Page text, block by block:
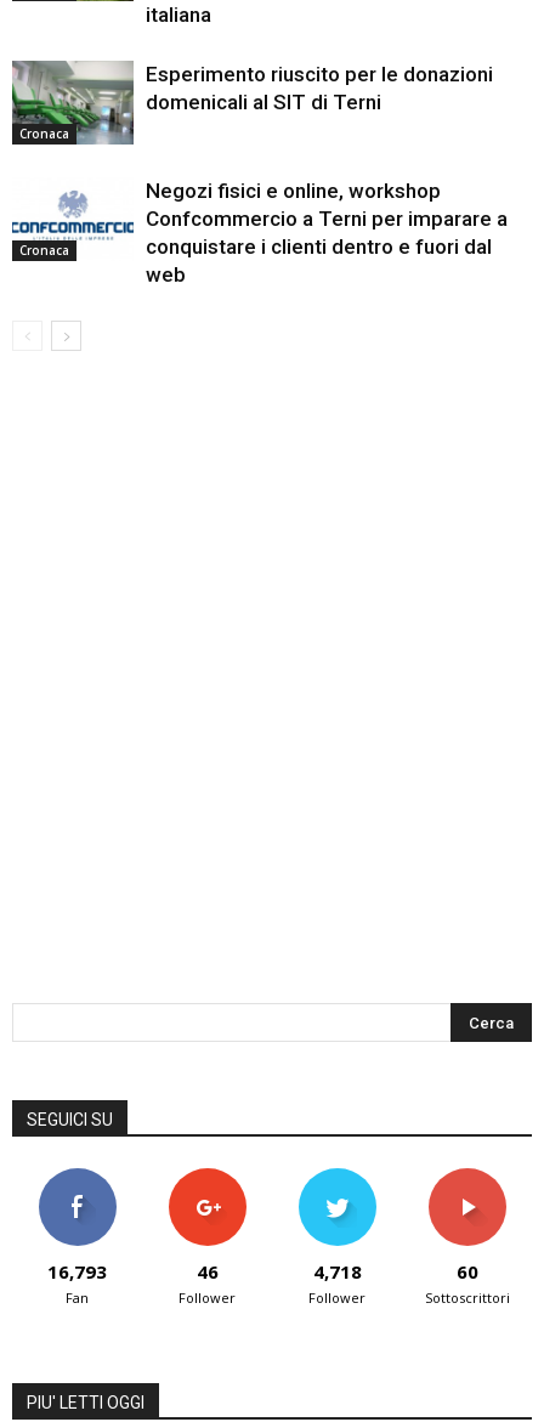
italiana
Cronaca
Esperimento riuscito per le donazioni
domenicali al SIT di Terni
Cronaca
Negozi fisici e online, workshop
Confcommercio a Terni per imparare a
conquistare i clienti dentro e fuori dal
web
SEGUICI SU
16,793
Fan
46
Follower
4,718
Follower
60
Sottoscrittori
PIU' LETTI OGGI